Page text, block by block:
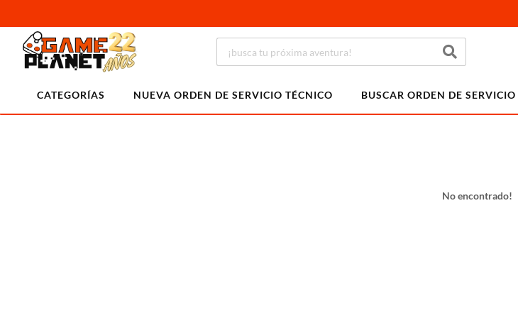
CATEGORÍAS NUEVA ORDEN DE SERVICIO TÉCNICO BUSCAR ORDEN DE
No encontrado!